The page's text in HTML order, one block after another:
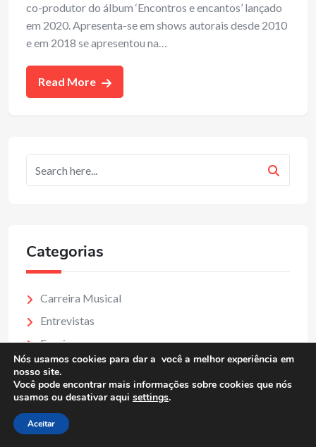
co-produtor do álbum ‘Encontros e encantos’ lançado
em 2020. Apresenta-se em shows autorais desde 2010
e em 2018 se apresentou na…
Read More
Categorias
Carreira Musical
Entrevistas
Forró
Lançamento
Mercado Musical
MPB
Notícias
Nós usamos cookies para dar a você a melhor experiência em
nosso site.
Você pode encontrar mais informações sobre cookies que nós
usamos ou desativar aqui settings.
Aceitar